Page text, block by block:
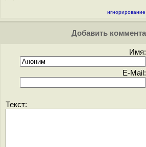
игнорирование
Добавить
Имя:
E-Mail:
Текст: